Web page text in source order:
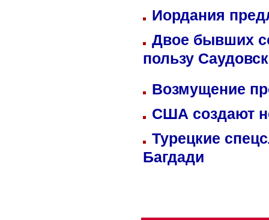
Иордания
Двое бывших
пользу
Возмущение
США создают
Турецкие
Багдади